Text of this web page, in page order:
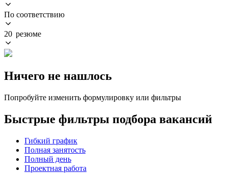
По соответствию
20 резюме
Ничего не нашлось
Попробуйте изменить формулировку или фильтры
Быстрые фильтры подбора вакансий
Гибкий график
Полная занятость
Полный день
Проектная работа